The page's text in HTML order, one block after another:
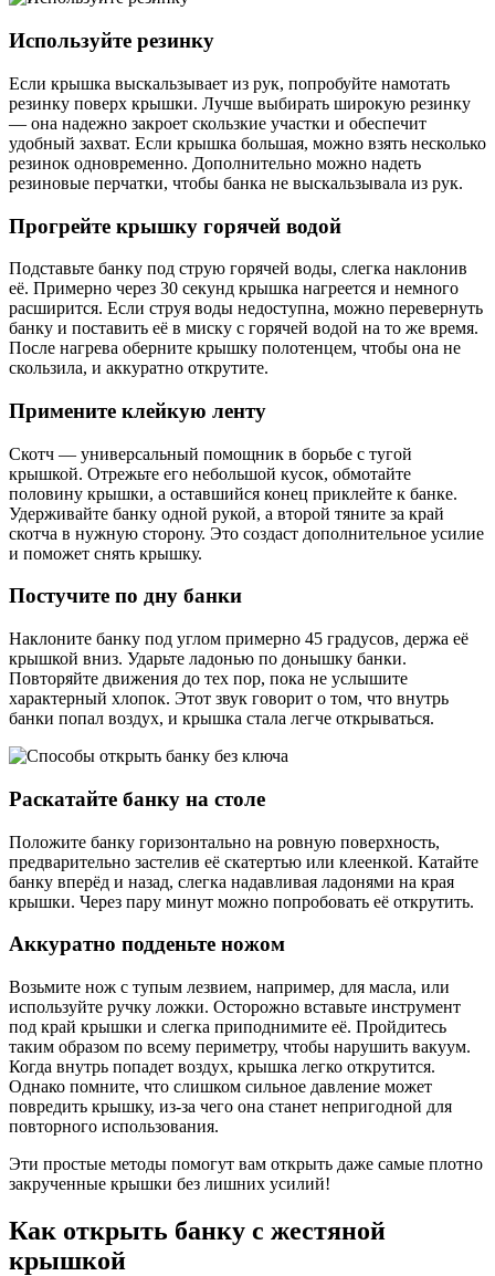
Используйте резинку
Если крышка выскальзывает из рук, попробуйте намотать
резинку поверх крышки. Лучше выбирать широкую резинку
— она надежно закроет скользкие участки и обеспечит
удобный захват. Если крышка большая, можно взять несколько
резинок одновременно. Дополнительно можно надеть
резиновые перчатки, чтобы банка не выскальзывала из рук.
Прогрейте крышку горячей водой
Подставьте банку под струю горячей воды, слегка наклонив
её. Примерно через 30 секунд крышка нагреется и немного
расширится. Если струя воды недоступна, можно перевернуть
банку и поставить её в миску с горячей водой на то же время.
После нагрева оберните крышку полотенцем, чтобы она не
скользила, и аккуратно открутите.
Примените клейкую ленту
Скотч — универсальный помощник в борьбе с тугой
крышкой. Отрежьте его небольшой кусок, обмотайте
половину крышки, а оставшийся конец приклейте к банке.
Удерживайте банку одной рукой, а второй тяните за край
скотча в нужную сторону. Это создаст дополнительное усилие
и поможет снять крышку.
Постучите по дну банки
Наклоните банку под углом примерно 45 градусов, держа её
крышкой вниз. Ударьте ладонью по донышку банки.
Повторяйте движения до тех пор, пока не услышите
характерный хлопок. Этот звук говорит о том, что внутрь
банки попал воздух, и крышка стала легче открываться.
Раскатайте банку на столе
Положите банку горизонтально на ровную поверхность,
предварительно застелив её скатертью или клеенкой. Катайте
банку вперёд и назад, слегка надавливая ладонями на края
крышки. Через пару минут можно попробовать её открутить.
Аккуратно подденьте ножом
Возьмите нож с тупым лезвием, например, для масла, или
используйте ручку ложки. Осторожно вставьте инструмент
под край крышки и слегка приподнимите её. Пройдитесь
таким образом по всему периметру, чтобы нарушить вакуум.
Когда внутрь попадет воздух, крышка легко открутится.
Однако помните, что слишком сильное давление может
повредить крышку, из-за чего она станет непригодной для
повторного использования.
Эти простые методы помогут вам открыть даже самые плотно
закрученные крышки без лишних усилий!
Как открыть банку с жестяной
крышкой